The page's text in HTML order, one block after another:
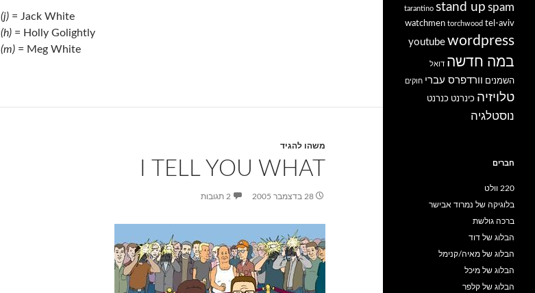
(j) = Jack White
(h) = Holly Golightly
(m) = Meg White
משהו להגיד
I TELL YOU WHAT
28 בדצמבר 2005 2 תגובות
spam
stand up
tarantino
tel-aviv
torchwood
watchmen
wordpress
youtube
במה חדשה דואל
השמנים וורדפרס עברי חוקים
טלויזיה כינרנט כנרנט
נוסטלגיה
חברים
220 וולט
בלוגיקה של נמרוד אבישר
ברכה גולשת
הבלוג של דוד
הבלוג של מאיה/קנימל
הבלוג של מיכל
הבלוג של קלפר